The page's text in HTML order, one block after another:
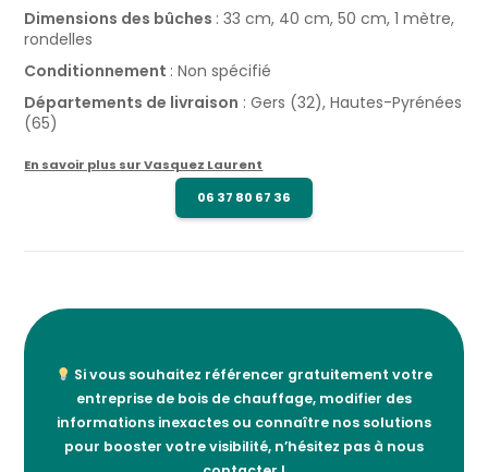
Dimensions des bûches : 33 cm, 40 cm, 50 cm, 1 mètre,
rondelles
Conditionnement : Non spécifié
Départements de livraison : Gers (32), Hautes-Pyrénées
(65)
En savoir plus sur Vasquez Laurent
06 37 80 67 36
Si vous souhaitez référencer gratuitement votre
entreprise de bois de chauffage, modifier des
informations inexactes ou connaître nos solutions
pour booster votre visibilité, n’hésitez pas à nous